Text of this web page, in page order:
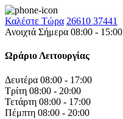
Καλέστε Τώρα 26610 37441
Ανοιχτά Σήμερα 08:00 - 15:00
Ωράριο Λειτουργίας
Δευτέρα 08:00 - 17:00
Τρίτη 08:00 - 20:00
Τετάρτη 08:00 - 17:00
Πέμπτη 08:00 - 20:00